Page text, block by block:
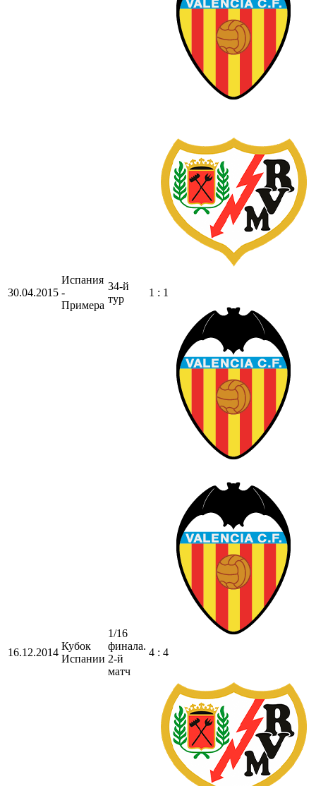
30.04.2015
Испания
-
Примера
34-й
тур
1 : 1
16.12.2014
Кубок
Испании
1/16
финала.
2-й
матч
4 : 4